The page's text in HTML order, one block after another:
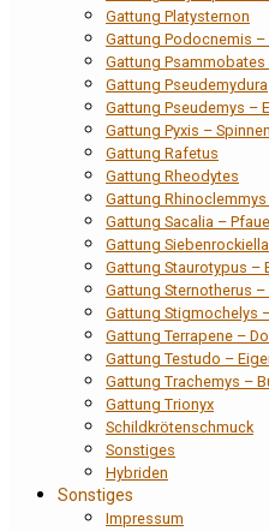
Gattung Platysternon
Gattung Podocnemis
Gattung
Gattung Pseudemydura
Gattung Pseudemys –
Gattung Pyxis –
Gattung Rafetus
Gattung Rheodytes
Gattung
Gattung Sacalia –
Gattung Siebenrockiella
Gattung Staurotypus –
Gattung Sternotherus
Gattung Stigmochelys
Gattung Terrapene –
Gattung Testudo –
Gattung Trachemys –
Gattung Trionyx
Schildkrötenschmuck
Sonstiges
Hybriden
Sonstiges
Impressum